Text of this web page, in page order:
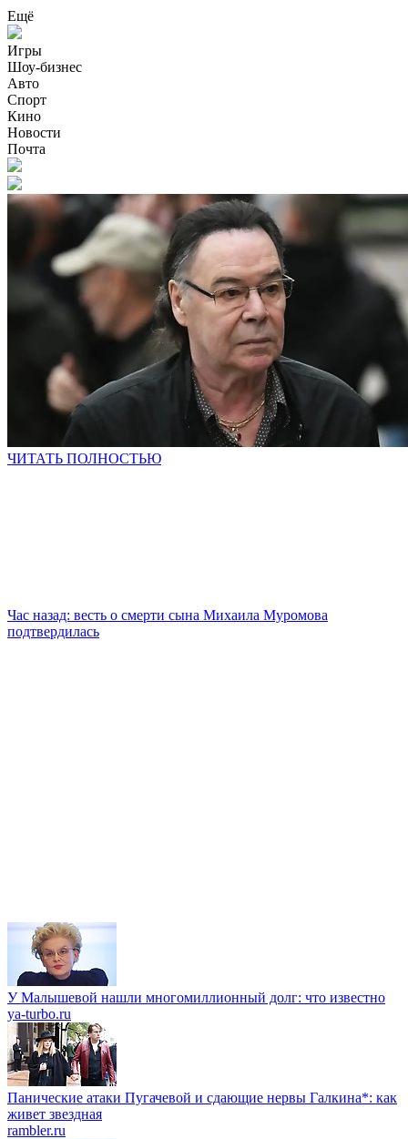
Ещё
Игры
Шоу-бизнес
Авто
Спорт
Кино
Новости
Почта
ЧИТАТЬ ПОЛНОСТЬЮ
Час назад: весть о смерти сына Михаила Муромова
подтвердилась
У Малышевой нашли многомиллионный долг: что известно
ya-turbo.ru
Панические атаки Пугачевой и сдающие нервы Галкина*: как
живет звездная
rambler.ru